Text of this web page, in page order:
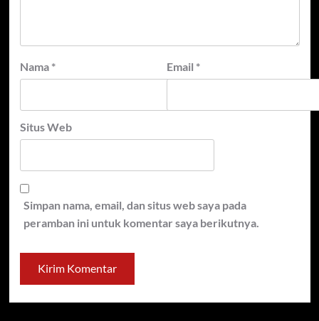
Nama * Email *
Situs Web
Simpan nama, email, dan situs web saya pada
peramban ini untuk komentar saya berikutnya.